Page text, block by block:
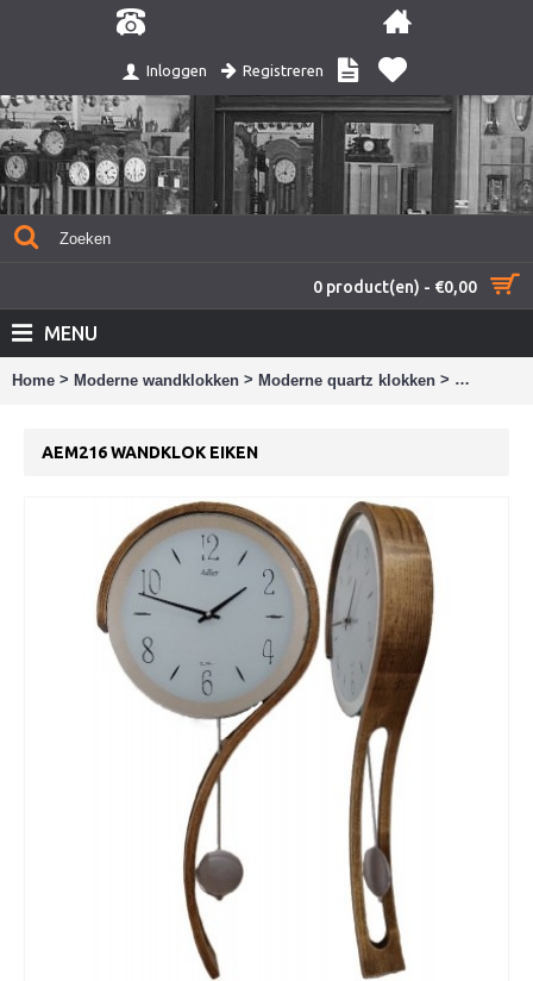
Inloggen Registreren
0 product(en) - €0,00
MENU
Home > Moderne wandklokken > Moderne quartz klokken > AEM216
AEM216 WANDKLOK EIKEN